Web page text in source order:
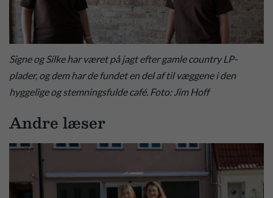
Signe og Silke har været på jagt efter gamle country LP-
plader, og dem har de fundet en del af til væggene i den
hyggelige og stemningsfulde café. Foto: Jim Hoff
Andre læser